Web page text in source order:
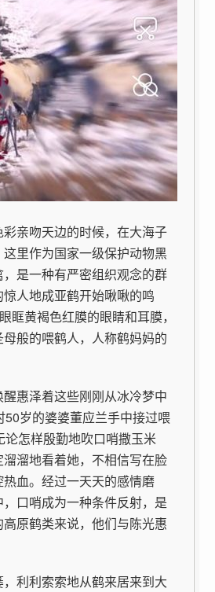
亲吻天边的时候，在大海子
里作为国家一级保护动物黑
是一种有严密组织观念的群
人地成亚鹤开始啾啾的鸣
眶黄褐色红膜的眼睛和耳膜，
般的喂鹤人，人称鹤妈妈的
惠泽着这些刚刚从冰冷梦中
岁的婆婆董应兰手中接过喂
怎样殷勤地吹口哨撒玉米
溜地看着她，不相信写在脸
血。经过一天天的感情磨
口哨成为一种条件反射，是
原鹤类来说，他们与陈光惠
利利索索地从鹤来居来到大